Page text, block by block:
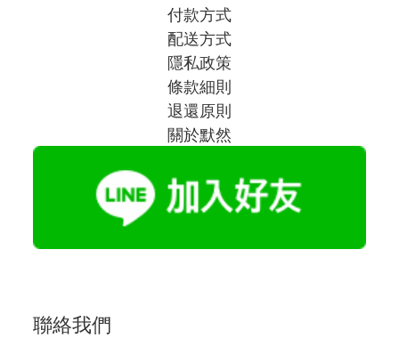
付款方式
配送方式
隱私政策
條款細則
退還原則
關於默然
聯絡我們